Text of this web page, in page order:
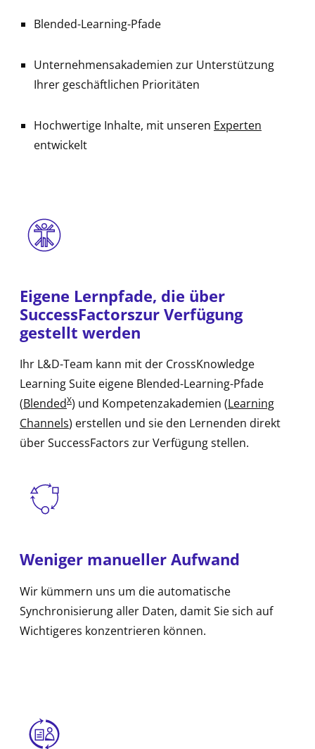
Blended-Learning-Pfade
Unternehmensakademien zur Unterstützung
Ihrer geschäftlichen Prioritäten
Hochwertige Inhalte, mit unseren Experten
entwickelt
Eigene Lernpfade, die über
SuccessFactors​zur Verfügung
gestellt werden
Ihr L&D-Team kann mit der CrossKnowledge
Learning Suite eigene Blended-Learning-Pfade
(BlendedX) und Kompetenzakademien (Learning
Channels) erstellen und sie den Lernenden direkt
über SuccessFactors zur Verfügung stellen.
Weniger manueller Aufwand
Wir kümmern uns um die automatische
Synchronisierung aller Daten, damit Sie sich auf
Wichtigeres konzentrieren können.